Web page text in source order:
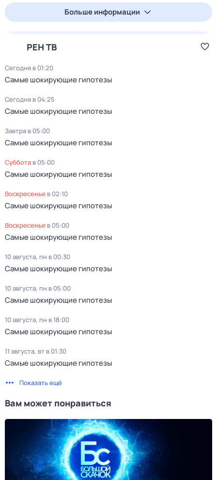
Больше информации
РЕН ТВ
Сегодня в 01:20
Самые шoкиpующие гипотезы
Сегодня в 04:25
Самые шoкиpующие гипотезы
Завтра в 05:00
Самые шoкиpующие гипотезы
суббота в 05:00
Самые шoкиpующие гипотезы
воскресенье в 02:10
Самые шoкиpующие гипотезы
воскресенье в 05:00
Самые шoкиpующие гипотезы
10 августа, пн в 00:30
Самые шoкиpующие гипотезы
10 августа, пн в 05:00
Самые шoкиpующие гипотезы
10 августа, пн в 18:00
Самые шoкиpующие гипотезы
11 августа, вт в 01:30
Самые шoкиpующие гипотезы
Показать ещё
Вам может понравиться